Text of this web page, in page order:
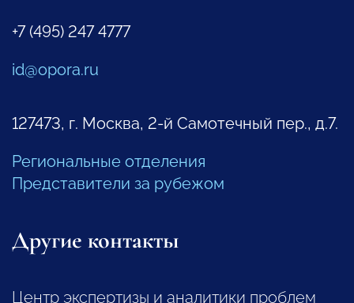
+7 (495) 247 4777
id@opora.ru
127473, г. Москва, 2-й Самотечный пер., д.7.
Региональные отделения
Представители за рубежом
Другие контакты
Центр экспертизы и аналитики проблем